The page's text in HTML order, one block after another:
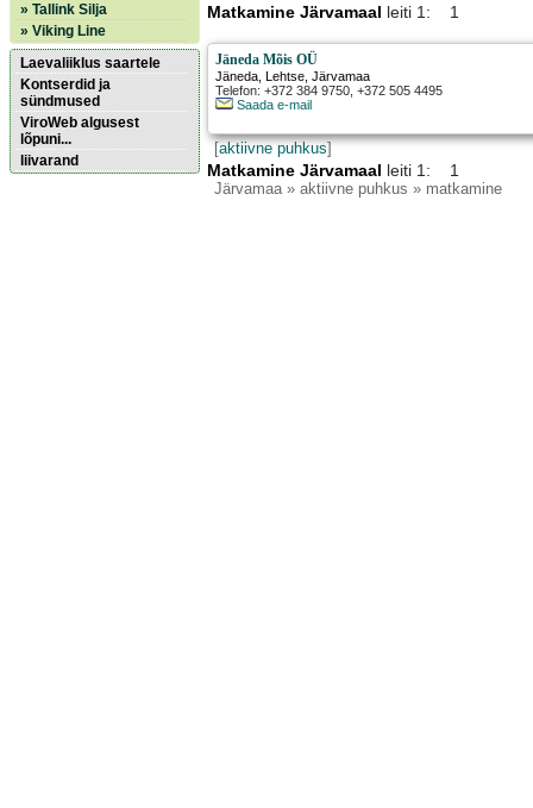
» Tallink Silja
» Viking Line
Laevaliiklus saartele
Kontserdid ja
sündmused
ViroWeb algusest
lõpuni...
liivarand
Matkamine Järvamaal leiti 1: 1
Jäneda Mõis OÜ
Jäneda Lehtse , Järvamaa
Telefon: +372 384 9750, +372 505 4495
Saada e-mail
[aktiivne puhkus]
Matkamine Järvamaal leiti 1: 1
Järvamaa» aktiivne puhkus » matkamine